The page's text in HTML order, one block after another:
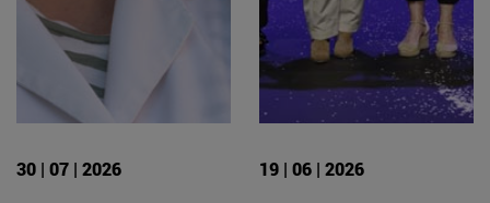
30 | 07 | 2026 19 | 06 | 2026